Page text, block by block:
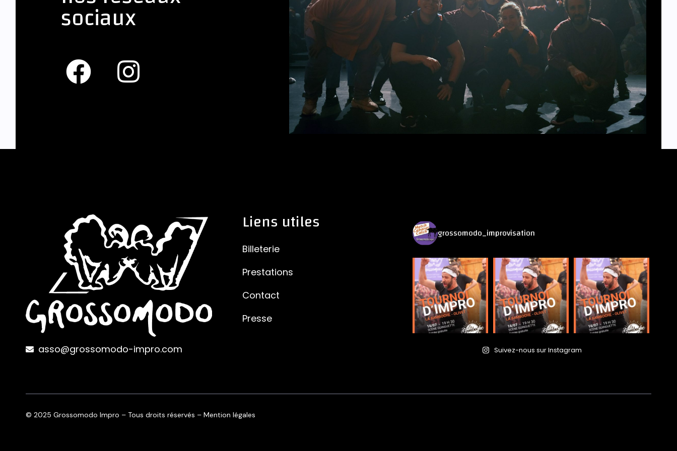
sociaux
asso@grossomodo-impro.com
Liens utiles
Billeterie
Prestations
Contact
Presse
grossomodo_improvisation
Suivez-nous sur Instagram
© 2025 Grossomodo Impro – Tous droits réservés – Mention légales